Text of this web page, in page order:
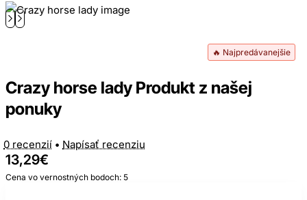
🔥 Najpredávanejšie
Crazy horse lady Produkt z našej
ponuky
0 recenzií • Napísať recenziu
13,29€
Cena vo vernostných bodoch: 5